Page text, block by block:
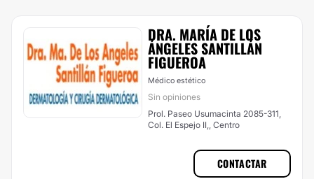
DRA. MARÍA DE LOS
ÁNGELES SANTILLÁN
FIGUEROA
Médico estético
Sin opiniones
Prol. Paseo Usumacinta 2085-311,
Col. El Espejo II,, Centro
CONTACTAR